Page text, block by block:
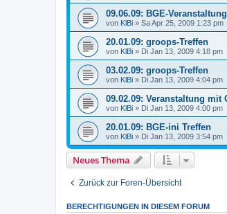
09.06.09: BGE-
von KlBi » Sa Apr 25, 2009 1:23 pm
20.01.09: groops-Treffen
von KlBi » Di Jan 13, 2009 4:18 pm
03.02.09: groops-Treffen
von KlBi » Di Jan 13, 2009 4:04 pm
09.02.09: Veranstaltung mit
von KlBi » Di Jan 13, 2009 4:00 pm
20.01.09: BGE-ini Treffen
von KlBi » Di Jan 13, 2009 3:54 pm
Neues Thema
Zurück zur Foren-Übersicht
BERECHTIGUNGEN IN DIESEM FORUM